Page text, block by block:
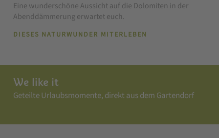
Eine wunderschöne Aussicht auf die Dolomiten in der
Abenddämmerung erwartet euch.
DIESES NATURWUNDER MITERLEBEN
We like it
Geteilte Urlaubsmomente, direkt aus dem Gartendorf